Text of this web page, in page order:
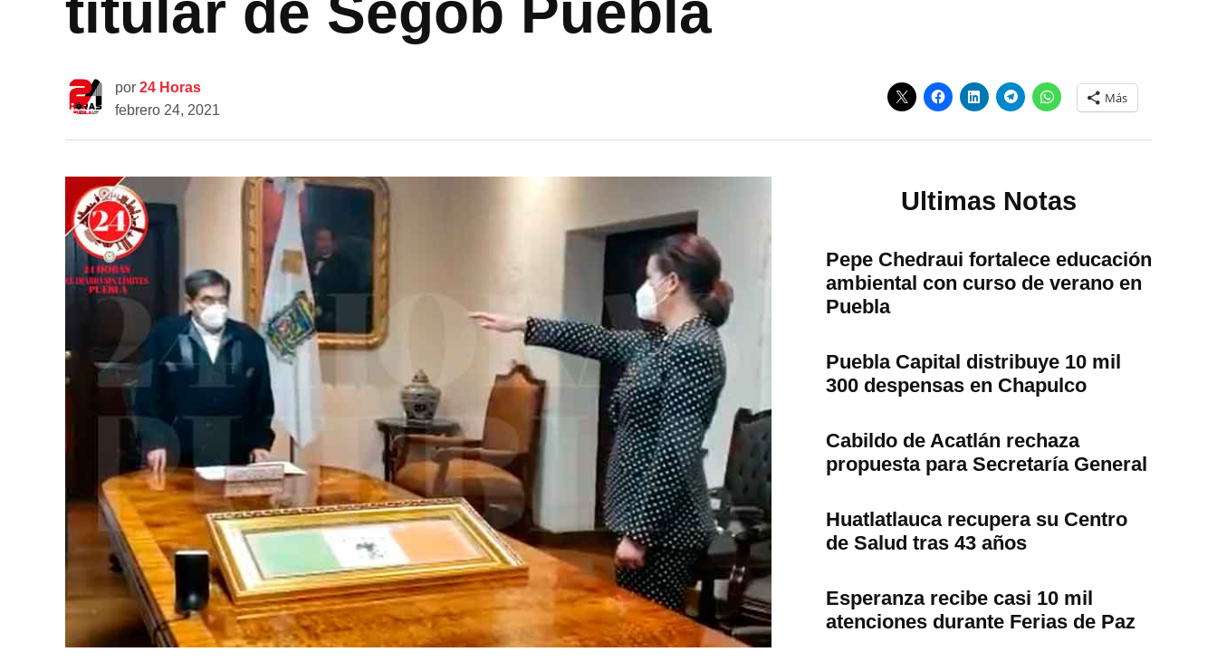
por 24 Horas
febrero 24, 2021
Más
Ultimas Notas
Pepe Chedraui fortalece educación
ambiental con curso de verano en
Puebla
Puebla Capital distribuye 10 mil
300 despensas en Chapulco
Cabildo de Acatlán rechaza
propuesta para Secretaría General
Huatlatlauca recupera su Centro
de Salud tras 43 años
Esperanza recibe casi 10 mil
atenciones durante Ferias de Paz